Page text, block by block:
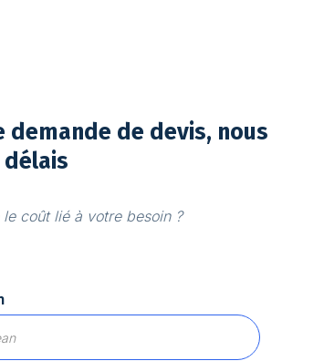
de devis, nous
coût lié à votre besoin ?